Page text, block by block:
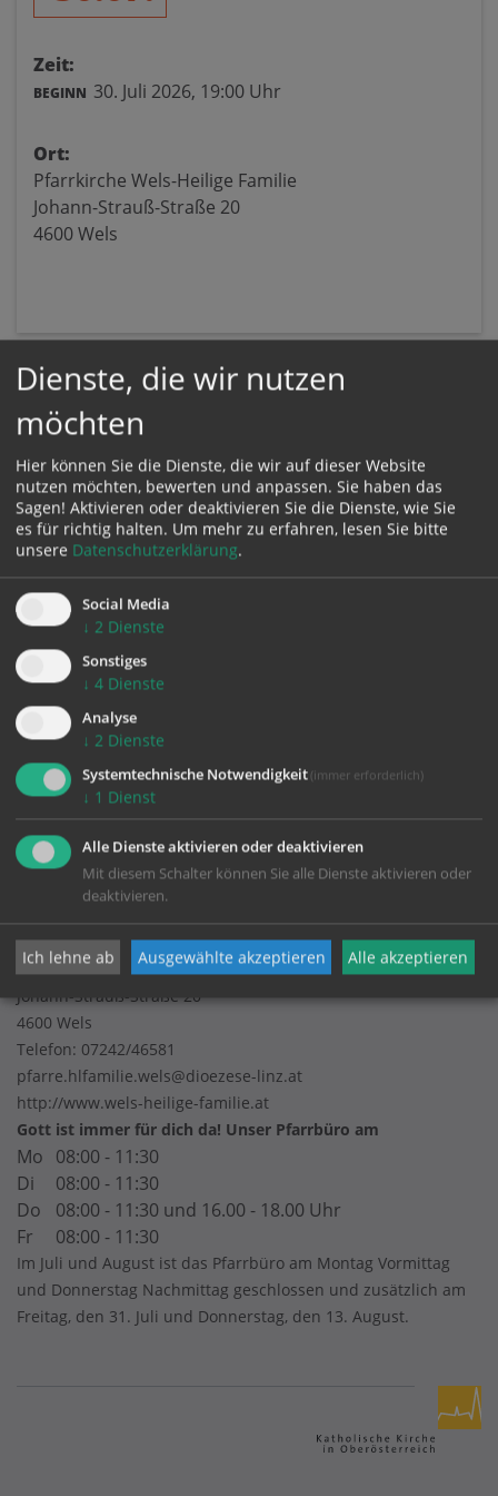
Zeit:
BEGINN 30. Juli 2026, 19:00 Uhr
Ort:
Pfarrkirche Wels-Heilige Familie
Johann-Strauß-Straße 20
4600 Wels
zurück
Impressum
Johann-Strauß-Straße 20
4600 Wels
Telefon: 07242/46581
pfarre.hlfamilie.wels@dioezese-linz.at
http://www.wels-heilige-familie.at
Gott ist immer für dich da! Unser Pfarrbüro am
Mo 08:00 - 11:30
Di
08:00 - 11:30
Do
08:00 - 11:30 und 16.00 - 18.00 Uhr
Fr
08:00 - 11:30
Im Juli und August ist das Pfarrbüro am Montag Vormittag
und Donnerstag Nachmittag geschlossen und zusätzlich am
Freitag, den 31. Juli und Donnerstag, den 13. August.
Dienste, die wir nutzen
möchten
Hier können Sie die Dienste, die wir auf dieser Website
nutzen möchten, bewerten und anpassen. Sie haben das
Sagen! Aktivieren oder deaktivieren Sie die Dienste, wie Sie
es für richtig halten. Um mehr zu erfahren, lesen Sie bitte
unsere Datenschutzerklärung.
Social Media
↓ 2 Dienste
Sonstiges
↓ 4 Dienste
Analyse
↓ 2 Dienste
Systemtechnische Notwendigkeit (immer erforderlich)
↓ 1 Dienst
Alle Dienste aktivieren oder deaktivieren
Mit diesem Schalter können Sie alle Dienste aktivieren oder
deaktivieren.
Ich lehne ab Ausgewählte akzeptieren Alle akzeptieren